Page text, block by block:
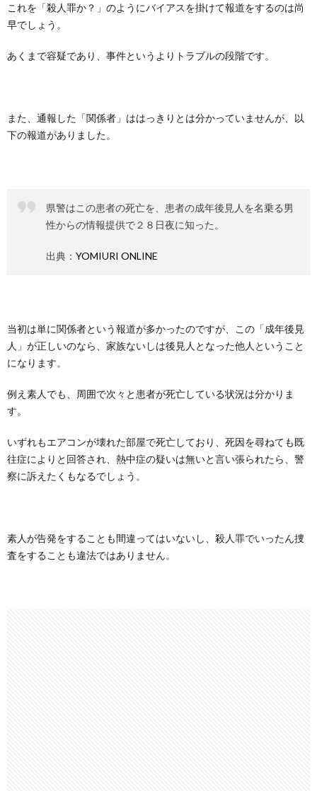
これを「殺人罪か？」のようにバイアスを掛けて報道をするのは尚
早でしょう。
あくまで容疑であり、事件というよりトラブルの段階です。
また、通報した「関係者」ははっきりとは分かっていませんが、以
下の報道がありました。
県警はこの患者の死亡を、患者の成年後見人を名乗る男
性からの情報提供で２８日夜に知った。
出典： YOMIURI ONLINE
当初は単に関係者という報道が多かったのですが、この「成年後見
人」が正しいのなら、家族ないしは後見人となった他人ということ
になります。
例え素人でも、周囲で次々と患者が死亡している状況は分かりま
す。
いずれもエアコンが壊れた部屋で死亡しており、死因を尋ねても既
往症によりと回答され、熱中症の疑いは無いと言い張られたら、警
察に訴えたくもなるでしょう。
素人が告発をすることも間違ってはいないし、殺人罪でいったん捜
査をすることも違法ではありません。